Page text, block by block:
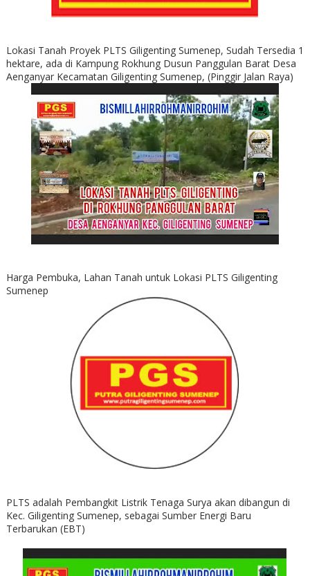
Lokasi Tanah Proyek PLTS Giligenting Sumenep, Sudah Tersedia 1
hektare, ada di Kampung Rokhung Dusun Panggulan Barat Desa
Aenganyar Kecamatan Giligenting Sumenep, (Pinggir Jalan Raya)
Harga Pembuka, Lahan Tanah untuk Lokasi PLTS Giligenting
Sumenep
PLTS adalah Pembangkit Listrik Tenaga Surya akan dibangun di
Kec. Giligenting Sumenep, sebagai Sumber Energi Baru
Terbarukan (EBT)